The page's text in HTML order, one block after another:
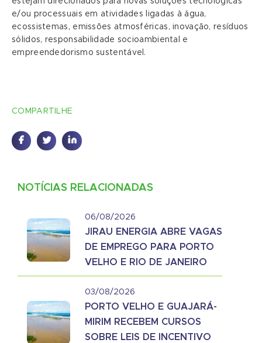
e/ou processuais em atividades ligadas à água,
ecossistemas, emissões atmosféricas, inovação, resíduos
sólidos, responsabilidade socioambiental e
empreendedorismo sustentável.
COMPARTILHE
NOTÍCIAS RELACIONADAS
06/08/2026
JIRAU ENERGIA ABRE VAGAS
DE EMPREGO PARA PORTO
VELHO E RIO DE JANEIRO
03/08/2026
PORTO VELHO E GUAJARÁ-
MIRIM RECEBEM CURSOS
SOBRE LEIS DE INCENTIVO